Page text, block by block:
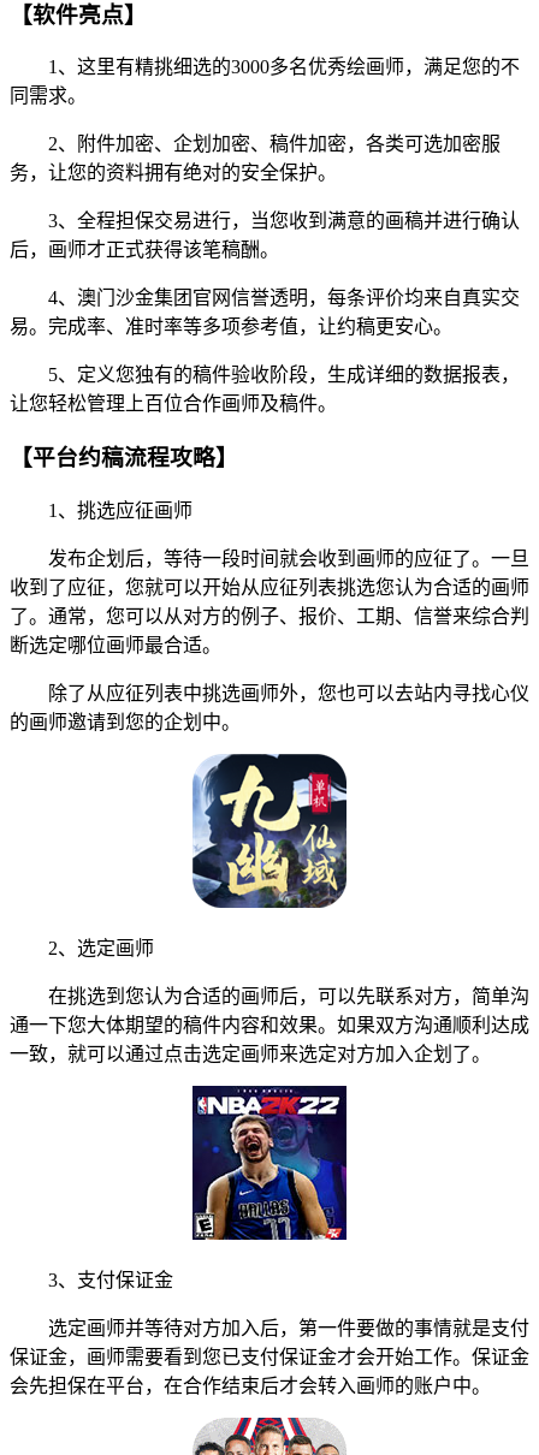
【软件亮点】
1、这里有精挑细选的3000多名优秀绘画师，满足您的不
同需求。
2、附件加密、企划加密、稿件加密，各类可选加密服
务，让您的资料拥有绝对的安全保护。
3、全程担保交易进行，当您收到满意的画稿并进行确认
后，画师才正式获得该笔稿酬。
4、澳门沙金集团官网信誉透明，每条评价均来自真实交
易。完成率、准时率等多项参考值，让约稿更安心。
5、定义您独有的稿件验收阶段，生成详细的数据报表，
让您轻松管理上百位合作画师及稿件。
【平台约稿流程攻略】
1、挑选应征画师
发布企划后，等待一段时间就会收到画师的应征了。一旦
收到了应征，您就可以开始从应征列表挑选您认为合适的画师
了。通常，您可以从对方的例子、报价、工期、信誉来综合判
断选定哪位画师最合适。
除了从应征列表中挑选画师外，您也可以去站内寻找心仪
的画师邀请到您的企划中。
2、选定画师
在挑选到您认为合适的画师后，可以先联系对方，简单沟
通一下您大体期望的稿件内容和效果。如果双方沟通顺利达成
一致，就可以通过点击选定画师来选定对方加入企划了。
3、支付保证金
选定画师并等待对方加入后，第一件要做的事情就是支付
保证金，画师需要看到您已支付保证金才会开始工作。保证金
会先担保在平台，在合作结束后才会转入画师的账户中。